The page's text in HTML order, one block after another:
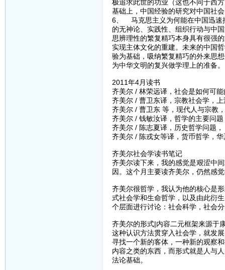
极追求此世的功业（这也不同于西
基础上，中国经验的研究对中国社
6、 马克思主义为何能在中国迅速
的无神论、实践性、组织行动与中
思辨理性的繁复精巧本身具有很强
实现主体文化的重建。未来的中国
验为基础，吸纳繁复精巧的外来思
为中华文明的复兴做学理上的准备。
2011年4月读书
齐美尔 / 林荣远译，社会是如何可
齐美尔 / 曹卫东译，宗教社会学，
齐美尔 / 曹卫东 等，现代人与宗教
齐美尔 / 钱敏汝译，哲学的主要问
齐美尔 / 陈志夏译，历史哲学问题
齐美尔 / 陈戎女等译，货币哲学，
齐美尔社会学读书笔记
齐美尔读下来，我的感觉是艰涩中
因。这个月主要读齐美尔，仍然感
齐美尔很哲学，我认为他的核心是
式社会学和生命哲学，以及由此衍
个层面进行讨论：社会科学，社会
齐美尔的形式|内容二元框架来源于
这种认识方法贯穿入社会学，就发
寻找一个新的客体，一种新的观察
内容之类的东西，而形式就是人与
法论基础。